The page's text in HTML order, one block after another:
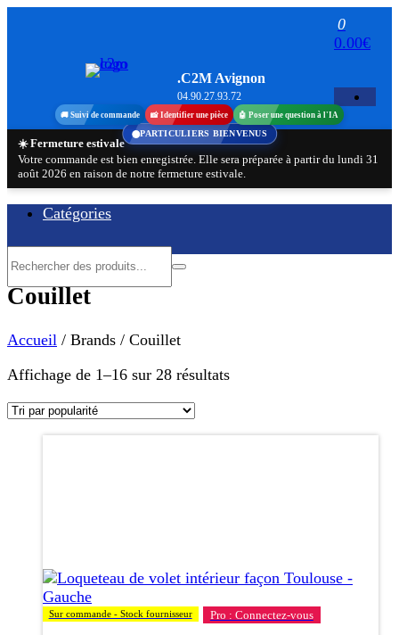
.C2M Avignon
04.90.27.93.72
0
0.00€
🚚 Suivi de commande 📸 Identifier une pièce 🤖 Poser une question à l'IA
☀️ Fermeture estivale
Votre commande est bien enregistrée. Elle sera préparée à partir du lundi 31
août 2026 en raison de notre fermeture estivale.
Catégories
Couillet
Accueil / Brands / Couillet
Affichage de 1–16 sur 28 résultatsTrié
Sur commande - Stock fournisseur Pro : Connectez-vous
PARTICULIERS BIENVENUS